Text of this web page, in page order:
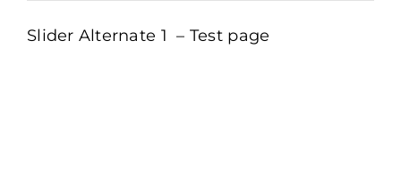
Slider Alternate 1 – Test page